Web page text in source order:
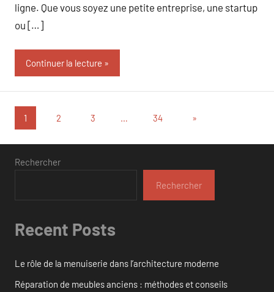
ligne. Que vous soyez une petite entreprise, une startup
ou […]
Continuer la lecture
Pagination
des
publications
1 2 3 … 34
Articles
»
Rechercher
Rechercher
Recent Posts
Le rôle de la menuiserie dans l’architecture moderne
Réparation de meubles anciens : méthodes et conseils